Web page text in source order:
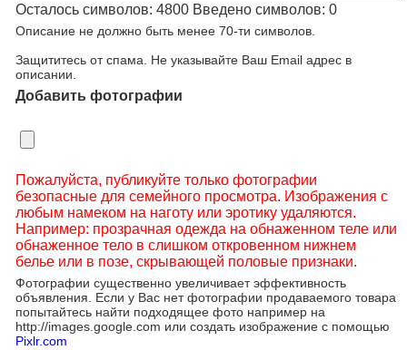
Осталось символов: 4800 Введено символов: 0
Описание не должно быть менее 70-ти символов.
Защититесь от спама. Не указывайте Ваш Email адрес в
описании.
Добавить фотографии
Пожалуйста, публикуйте только фотографии
безопасные для семейного просмотра. Изображения с
любым намеком на наготу или эротику удаляются.
Например: прозрачная одежда на обнаженном теле или
обнаженное тело в слишком откровенном нижнем
белье или в позе, скрывающей половые признаки.
Фотографии существенно увеличивает эффективность
объявления. Если у Вас нет фотографии продаваемого товара
попытайтесь найти подходящее фото например на
http://images.google.com или создать изображение с помощью
Pixlr.com